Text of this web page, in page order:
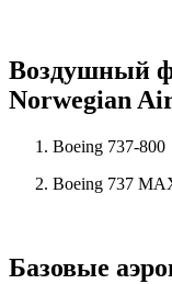
Воздушный
Norwegian
Boeing 737-800
Boeing 737
Базовые